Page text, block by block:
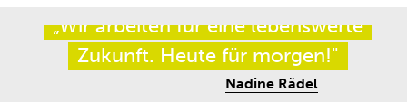
„Wir arbeiten für eine lebenswerte
Zukunft. Heute für morgen!"
Nadine Rädel